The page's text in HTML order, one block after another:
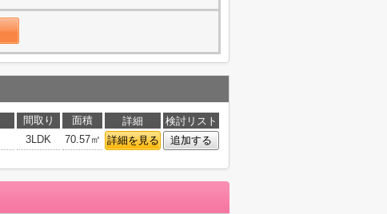
間取り 面積 詳細
検討リスト
3LDK 70.57㎡ 詳細を見る 追加する